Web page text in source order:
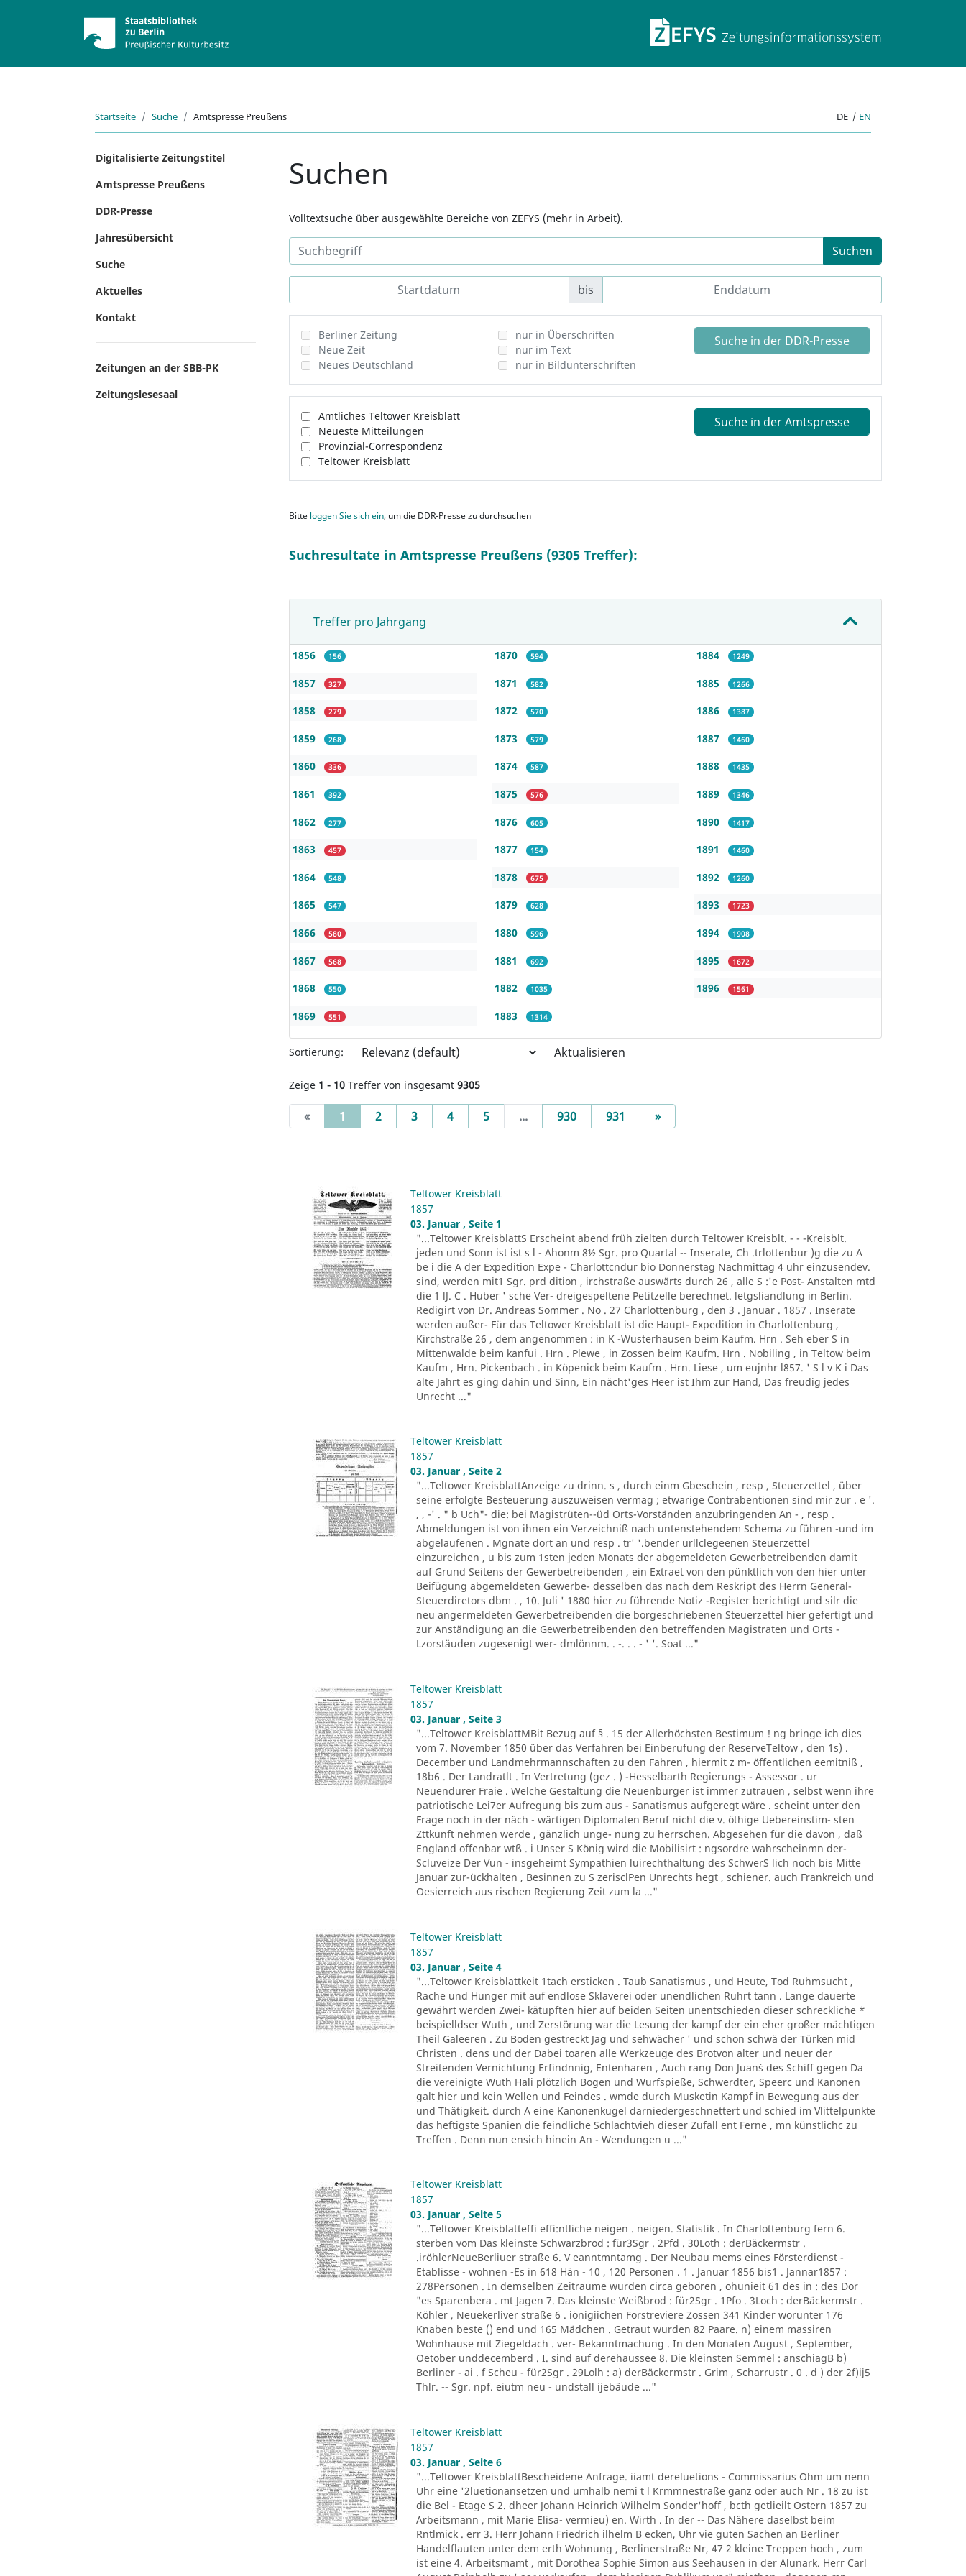
ZEFYS
Startseite Suche Amtspresse Preußens DE | EN
Digitalisierte Zeitungstitel
Amtspresse Preußens
DDR-Presse
Jahresübersicht
Suche
Aktuelles
Kontakt
Zeitungen an der SBB-PK
Zeitungslesesaal
Suchen
Volltextsuche über ausgewählte Bereiche von ZEFYS (mehr in Arbeit).
Suchen
bis
Berliner Zeitung
Neue Zeit
Neues Deutschland
nur in Überschriften
nur im Text
nur in Bildunterschriften
Suche in der DDR-Presse
Amtliches Teltower Kreisblatt
Neueste Mitteilungen
Provinzial-Correspondenz
Teltower Kreisblatt
Suche in der Amtspresse
Bitte loggen Sie sich ein, um die DDR-Presse zu durchsuchen
Suchresultate in Amtspresse Preußens (9305 Treffer):
Treffer pro Jahrgang
1856 156
1857 327
1858 279
1859 268
1860 336
1861 392
1862 277
1863 457
1864 548
1865 547
1866 580
1867 568
1868 550
1869 551
1870 594
1871 582
1872 570
1873 579
1874 587
1875 576
1876 605
1877 154
1878 675
1879 628
1880 596
1881 692
1882 1035
1883 1314
1884 1249
1885 1266
1886 1387
1887 1460
1888 1435
1889 1346
1890 1417
1891 1460
1892 1260
1893 1723
1894 1908
1895 1672
1896 1561
Sortierung: Aktualisieren
Zeige 1 - 10 Treffer von insgesamt 9305
« 1 (current)
2 3 4 5 ... 930 931 »Next
Teltower Kreisblatt
1857
03. Januar , Seite 1
"...Teltower KreisblattS Erscheint abend früh zielten durch Teltower Kreisblt. - - -Kreisblt.
jeden und Sonn ist ist s l - Ahonm 8½ Sgr. pro Quartal -- Inserate, Ch .trlottenbur )g die zu A
be i die A der Expedition Expe - Charlottcndur bio Donnerstag Nachmittag 4 uhr einzusendev.
sind, werden mit1 Sgr. prd dition , irchstraße auswärts durch 26 , alle S :'e Post- Anstalten mtd
die 1 lJ. C . Huber ' sche Ver- dreigespeltene Petitzelle berechnet. letgsliandlung in Berlin.
Redigirt von Dr. Andreas Sommer . No . 27 Charlottenburg , den 3 . Januar . 1857 . Inserate
werden außer- Für das Teltower Kreisblatt ist die Haupt- Expedition in Charlottenburg ,
Kirchstraße 26 , dem angenommen : in K -Wusterhausen beim Kaufm. Hrn . Seh eber S in
Mittenwalde beim kanfui . Hrn . Plewe , in Zossen beim Kaufm. Hrn . Nobiling , in Teltow beim
Kaufm , Hrn. Pickenbach . in Köpenick beim Kaufm . Hrn. Liese , um eujnhr l857. ' S l v K i Das
alte Jahrt es ging dahin und Sinn, Ein nächt'ges Heer ist Ihm zur Hand, Das freudig jedes
Unrecht ..."
Teltower Kreisblatt
1857
03. Januar , Seite 2
"...Teltower KreisblattAnzeige zu drinn. s , durch einm Gbeschein , resp , Steuerzettel , über
seine erfolgte Besteuerung auszuweisen vermag ; etwarige Contrabentionen sind mir zur . e '.
, , -' . " b Uch"- die: bei Magistrüten--üd Orts-Vorständen anzubringenden An - , resp .
Abmeldungen ist von ihnen ein Verzeichniß nach untenstehendem Schema zu führen -und im
abgelaufenen . Mgnate dort an und resp . tr' '.bender urllclegeenen Steuerzettel
einzureichen , u bis zum 1sten jeden Monats der abgemeldeten Gewerbetreibenden damit
auf Grund Seitens der Gewerbetreibenden , ein Extraet von den pünktlich von den hier unter
Beifügung abgemeldeten Gewerbe- desselben das nach dem Reskript des Herrn General-
Steuerdiretors dbm . , 10. Juli ' 1880 hier zu führende Notiz -Register berichtigt und silr die
neu angermeldeten Gewerbetreibenden die borgeschriebenen Steuerzettel hier gefertigt und
zur Anständigung an die Gewerbetreibenden den betreffenden Magistraten und Orts -
Lzorstäuden zugesenigt wer- dmlönnm. . -. . . - ' '. Soat ..."
Teltower Kreisblatt
1857
03. Januar , Seite 3
"...Teltower KreisblattMBit Bezug auf § . 15 der Allerhöchsten Bestimum ! ng bringe ich dies
vom 7. November 1850 über das Verfahren bei Einberufung der ReserveTeltow , den 1s) .
December und Landmehrmannschaften zu den Fahren , hiermit z m- öffentlichen eemitniß ,
18b6 . Der Landratlt . In Vertretung (gez . ) -Hesselbarth Regierungs - Assessor . ur
Neuendurer Fraie . Welche Gestaltung die Neuenburger ist immer zutrauen , selbst wenn ihre
patriotische Lei7er Aufregung bis zum aus - Sanatismus aufgeregt wäre . scheint unter den
Frage noch in der näch - wärtigen Diplomaten Beruf nicht die v. öthige Uebereinstim- sten
Zttkunft nehmen werde , gänzlich unge- nung zu herrschen. Abgesehen für die davon , daß
England offenbar wtß . i Unser S König wird die Mobilisirt : ngsordre wahrscheinmn der-
Scluveize Der Vun - insgeheimt Sympathien luirechthaltung des SchwerS lich noch bis Mitte
Januar zur-ückhalten , Besinnen zu S zerisclPen Unrechts hegt , schiener. auch Frankreich und
Oesierreich aus rischen Regierung Zeit zum la ..."
Teltower Kreisblatt
1857
03. Januar , Seite 4
"...Teltower Kreisblattkeit 1tach ersticken . Taub Sanatismus , und Heute, Tod Ruhmsucht ,
Rache und Hunger mit auf endlose Sklaverei oder unendlichen Ruhrt tann . Lange dauerte
gewährt werden Zwei- kätupften hier auf beiden Seiten unentschieden dieser schreckliche *
beispielldser Wuth , und Zerstörung war die Lesung der kampf der ein eher großer mächtigen
Theil Galeeren . Zu Boden gestreckt Jag und sehwächer ' und schon schwä der Türken mid
Christen . dens und der Dabei toaren alle Werkzeuge des Brotvon alter und neuer der
Streitenden Vernichtung Erfindnnig, Entenharen , Auch rang Don Juan´s des Schiff gegen Da
die vereinigte Wuth Hali plötzlich Bogen und Wurfspieße, Schwerdter, Speerc und Kanonen
galt hier und kein Wellen und Feindes . wmde durch Musketin Kampf in Bewegung aus der
und Thätigkeit. durch A eine Kanonenkugel darniedergeschnettert und schied im Vlittelpunkte
das heftigste Spanien die feindliche Schlachtvieh dieser Zufall ent Ferne , mn künstlichc zu
Treffen . Denn nun ensich hinein An - Wendungen u ..."
Teltower Kreisblatt
1857
03. Januar , Seite 5
"...Teltower Kreisblatteffi effi:ntliche neigen . neigen. Statistik . In Charlottenburg fern 6.
sterben vom Das kleinste Schwarzbrod : für3Sgr . 2Pfd . 30Loth : derBäckermstr .
.iröhlerNeueBerliuer straße 6. V eanntmntamg . Der Neubau mems eines Försterdienst -
Etablisse - wohnen -Es in 618 Hän - 10 , 120 Personen . 1 . Januar 1856 bis1 . Jannar1857 :
278Personen . In demselben Zeitraume wurden circa geboren , ohunieit 61 des in : des Dor
"es Sparenbera . mt Jagen 7. Das kleinste Weißbrod : für2Sgr . 1Pfo . 3Loch : derBäckermstr .
Köhler , Neuekerliver straße 6 . iönigiichen Forstreviere Zossen 341 Kinder worunter 176
Knaben beste () end und 165 Mädchen . Getraut wurden 82 Paare. n) einem massiren
Wohnhause mit Ziegeldach . ver- Bekanntmachung . In den Monaten August , September,
Oetober unddecemberd . I. sind auf derehaussee 8. Die kleinsten Semmel : anschiagB b)
Berliner - ai . f Scheu - für2Sgr . 29Lolh : a) derBäckermstr . Grim , Scharrustr . 0 . d ) der 2f)ij5
Thlr. -- Sgr. npf. eiutm neu - undstall ijebäude ..."
Teltower Kreisblatt
1857
03. Januar , Seite 6
"...Teltower KreisblattBescheidene Anfrage. iiamt dereluetions - Commissarius Ohm um nenn
Uhr eine '2luetionansetzen und umhalb nemi t l Krmmnestraße ganz oder auch Nr . 18 zu ist
die Bel - Etage S 2. dheer Johann Heinrich Wilhelm Sonder'hoff , bcth getlieilt Ostern 1857 zu
Arbeitsmann , mit Marie Elisa- vermieu) en. Wirth . In der -- Das Nähere daselbst beim
Rntlmick . err 3. Herr Johann Friedrich ilhelm B ecken, Uhr vie guten Sachen an Berliner
Handelflauten unter dem erth Wohnung , Berlinerstraße Nr, 47 2 kleine Treppen hoch , zum
ist eine 4. Arbeitsmamt , mit Dorothea Sophie Simon aus Seehausen in der Alunark. Herr Carl